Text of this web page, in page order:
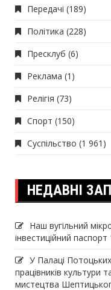
Передачі (189)
Політика (228)
Пресклуб (6)
Реклама (1)
Релігія (73)
Спорт (150)
Суспільство (1 961)
НЕДАВНІ
Наш вугільний
інвеcтиційний паспорт
У Палаці
працівників культури
мистецтва